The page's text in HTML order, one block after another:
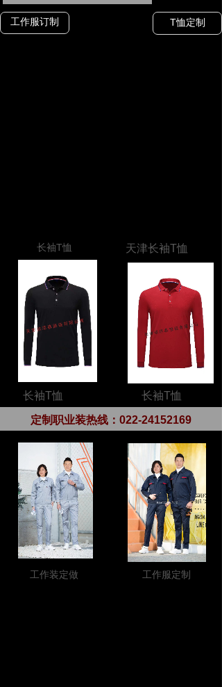
T恤定制
工作服订制
长袖T恤 天津长袖T恤
长袖T恤 长袖T恤
定制职业装热线： 022-24152169
工作服定制
工作装定做